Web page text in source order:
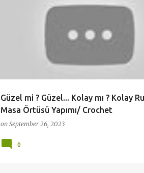
Güzel mi ? Güzel... Kolay mı ? Kolay
Masa Örtüsü Yapımı/ Crochet
on September 26, 2023
HANDMADE KNİTTİNG
0